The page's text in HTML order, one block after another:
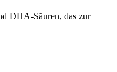
DHA-Säuren, das zur